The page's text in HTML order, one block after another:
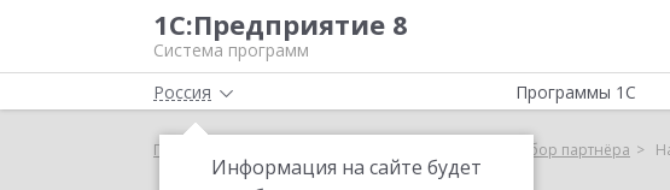
1С:Предприятие 8
Система программ
Россия
Информация на сайте будет
Программы 1С
Главная Выбор партнёра